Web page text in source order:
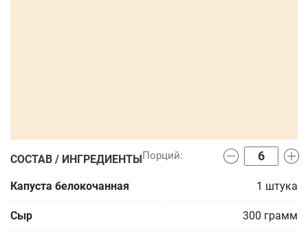
СОСТАВ / ИНГРЕДИЕНТЫ
Капуста белокочанная 1 штука
Сыр 300 грамм